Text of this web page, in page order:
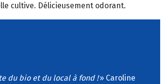
cultive. Délicieusement odorant.
du bio et du local à fond !» Caroline